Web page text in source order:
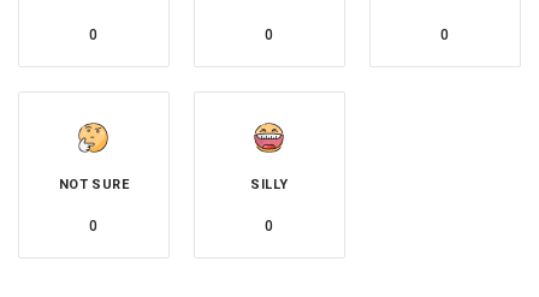
0 0 0
NOT SURE
0
SILLY
0